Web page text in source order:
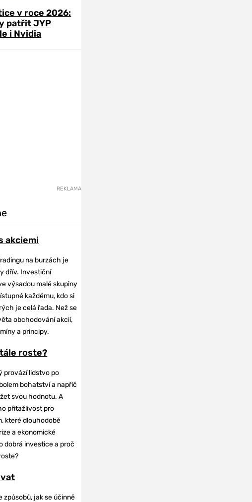
v roce 2026:
patřit JYP
i Nvidia
REKLAMA
akciemi
na burzách je
dřív. Investiční
výsadou malé skupiny
každému, kdo si
je celá řada. Než se
obchodování akcií,
a principy.
roste?
provází lidstvo po
bohatství a napříč
svou hodnotu. A
přitažlivost pro
které dlouhodobě
a ekonomické
dobrá investice a proč
způsobů, jak se účinně